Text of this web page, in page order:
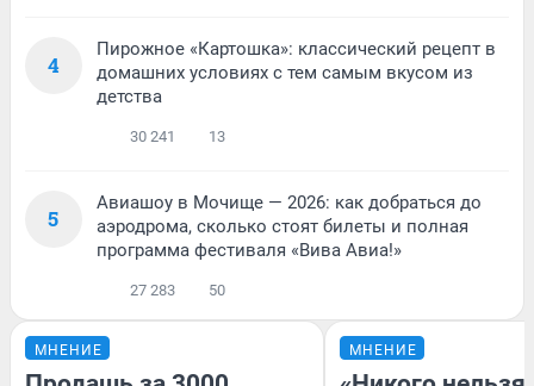
4
Пирожное «Картошка»: классический рецепт в
домашних условиях с тем самым вкусом из
детства
30 241 13
5
Авиашоу в Мочище — 2026: как добраться до
аэродрома, сколько стоят билеты и полная
программа фестиваля «Вива Авиа!»
27 283 50
МНЕНИЕ МНЕНИЕ